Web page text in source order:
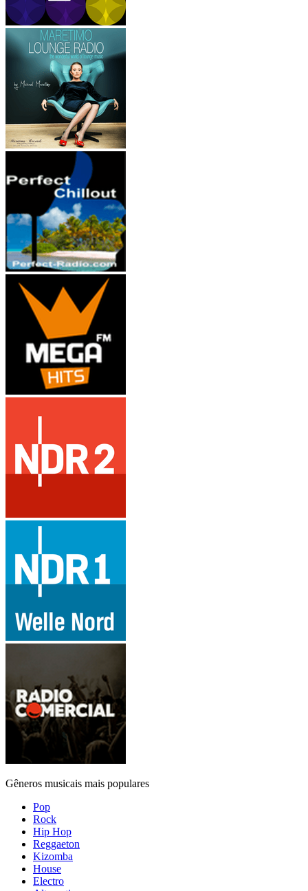
Gêneros musicais mais populares
Pop
Rock
Hip Hop
Reggaeton
Kizomba
House
Electro